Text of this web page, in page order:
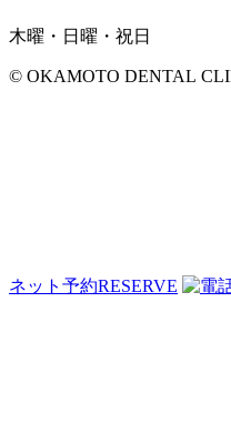
木曜・日曜・祝日
© OKAMOTO DENTAL
ネット予約RESERVE